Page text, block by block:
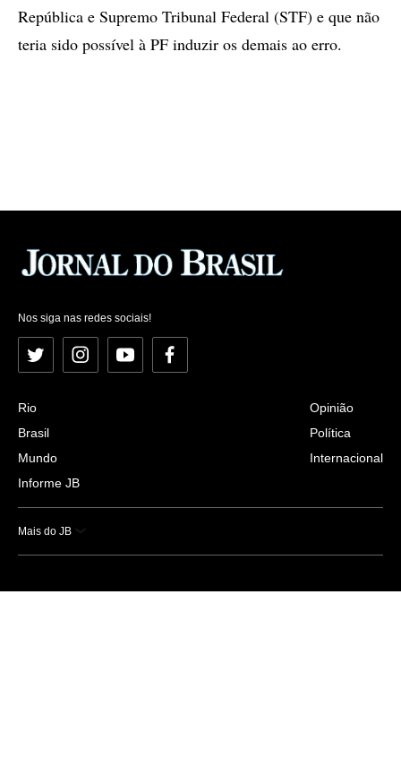
República e Supremo Tribunal Federal (STF) e que não
teria sido possível à PF induzir os demais ao erro.
Nos siga nas redes sociais!
Twitter InstagramYouTubeFacebook
Rio
Brasil
Mundo
Informe JB
Opinião
Política
Internacional
Mais do JB
Esportes